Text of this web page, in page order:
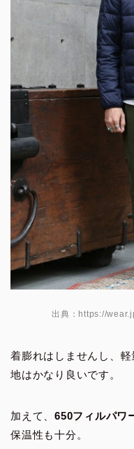
出典：https://
着膨れはしませんし、
地はかなり良いです。
加えて、 650フィルパワ
保温性も十分。